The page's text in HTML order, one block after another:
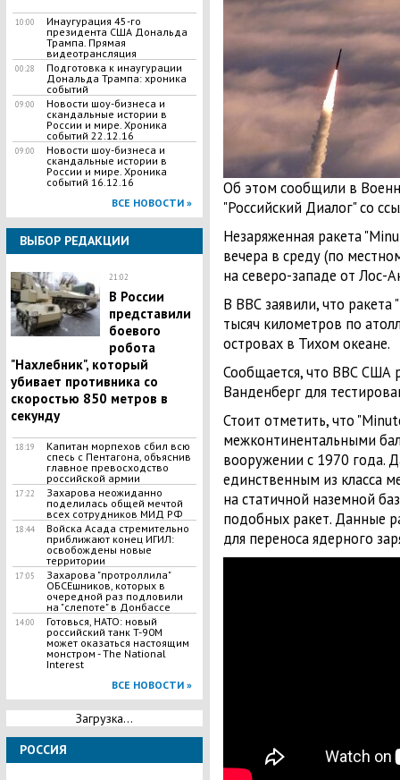
10:00
Инаугурация 45-го
президента США Дональда
Трампа. Прямая
видеотрансляция
00:28
Подготовка к инаугурации
Дональда Трампа: хроника
событий
09:00
Новости шоу-бизнеса и
скандальные истории в
России и мире. Хроника
событий 22.12.16
09:00
Новости шоу-бизнеса и
скандальные истории в
России и мире. Хроника
событий 16.12.16
ВСЕ НОВОСТИ »
ВЫБОР РЕДАКЦИИ
21:02
В России
представили
боевого
робота
"Нахлебник", который
убивает противника со
скоростью 850 метров в
секунду
18:19
Капитан морпехов сбил всю
спесь с Пентагона, объяснив
главное превосходство
российской армии
17:22
Захарова неожиданно
поделилась общей мечтой
всех сотрудников МИД РФ
18:44
Войска Асада стремительно
приближают конец ИГИЛ:
освобождены новые
территории
17:05
Захарова "протроллила"
ОБСЕшников, которых в
очередной раз подловили
на "слепоте" в Донбассе
14:00
Готовься, НАТО: новый
российский танк T-90M
может оказаться настоящим
монстром - The National
Interest
ВСЕ НОВОСТИ »
Загрузка...
РОССИЯ
Об этом сообщили в
"Российский Диалог" со
Незаряженная ракета
вечера в среду (по
на северо-западе от Лос-
В ВВС заявили, что
тысяч километров по
островах в Тихом океане.
Сообщается, что ВВС США
Ванденберг для
Стоит отметить, что
межконтинентальными
вооружении с 1970 года.
единственным из класса
на статичной наземной
подобных ракет. Данные
для переноса ядерного